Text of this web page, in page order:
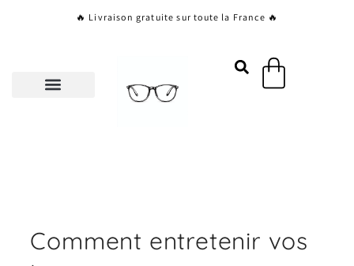
🔥 Livraison gratuite sur toute la France 🔥
Panier
Comment entretenir vos